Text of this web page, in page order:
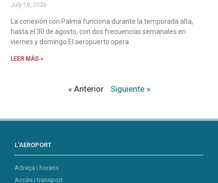
July 18, 2026
La conexión con Palma funciona durante la temporada alta,
hasta el 30 de agosto, con dos frecuencias semanales en
viernes y domingo El aeropuerto opera
LEER MÁS »
« Anterior Siguiente »
L’AEROPORT
Adreça i horaris
Accés i transport